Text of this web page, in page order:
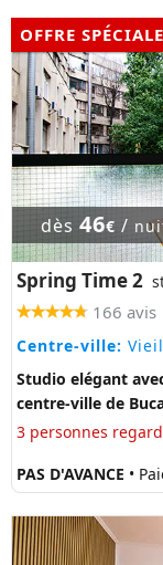
OFFRE SPÉCIALE
dès 46€ /
Spring Time 2
166 avis
Centre-ville:
Studio elégant
centre-ville de
3 personnes
PAS D'AVANCE •